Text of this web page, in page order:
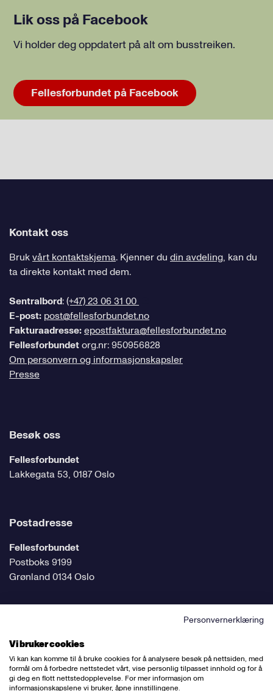
Lik oss på Facebook
Vi holder deg oppdatert på alt om busstreiken.
Fellesforbundet på Facebook
Kontakt oss
Brukvårt kontaktskjema. Kjenner du din avdeling, kan du
ta direkte kontakt med dem.
Sentralbord:(+47) 23 06 31 00
E-post: post@fellesforbundet.no
Fakturaadresse:epostfaktura@fellesforbundet.no
Fellesforbundetorg.nr: 950956828
Om personvern og informasjonskapsler
Presse
Besøk oss
Fellesforbundet
Lakkegata 53, 0187 Oslo
Postadresse
Fellesforbundet
Postboks 9199
Grønland 0134 Oslo
Følg oss på sosiale medier
Personvernerklæring
Vi bruker cookies
Vi kan kan komme til å bruke cookies for å analysere besøk på nettsiden, med
formål om å forbedre nettstedet vårt, vise personlig tilpasset innhold og for å
gi deg en flott nettstedopplevelse. For mer informasjon om
informasjonskapslene vi bruker, åpne innstillingene.